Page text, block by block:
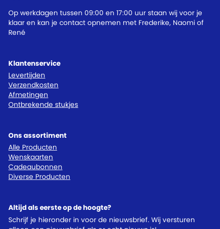
Klantenservice
Levertijden
Verzendkosten
Afmetingen
Ontbrekende stukjes
Ons assortiment
Alle Producten
Wenskaarten
Cadeaubonnen
Diverse Producten
Op werkdagen tussen 09:00 en 17:00 uur staan wij voor je
klaar en kan je contact opnemen met Frederike, Naomi of
René
Altijd als eerste op de hoogte?
Schrijf je hieronder in voor de nieuwsbrief. Wij versturen